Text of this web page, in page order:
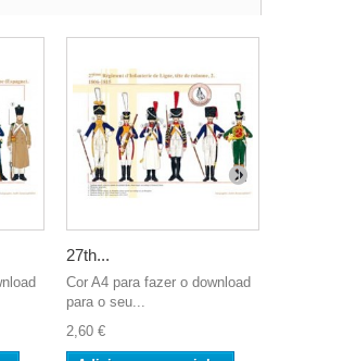
27th...
Cor A4 para fazer o download
para o seu...
2,60 €